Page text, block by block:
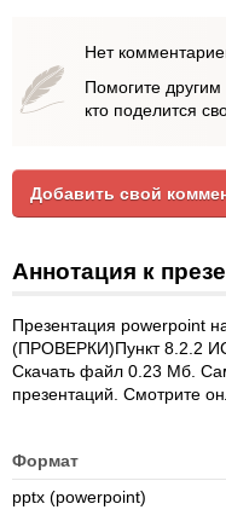
Нет
Помогите
кто поделится
Добавить свой
Аннотация к
Презентация
(ПРОВЕРКИ)Пункт 8.2.2
Скачать файл 0.23 Мб.
презентаций. Смотрите
Формат
pptx (powerpoint)